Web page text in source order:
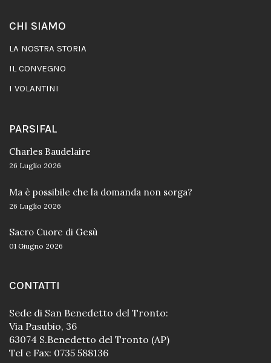
CHI SIAMO
LA NOSTRA STORIA
IL CONVEGNO
I VOLANTINI
PARSIFAL
Charles Baudelaire
26 Luglio 2026
Ma è possibile che la domanda non sorga?
26 Luglio 2026
Sacro Cuore di Gesù
01 Giugno 2026
CONTATTI
Sede di San Benedetto del Tronto:
Via Pasubio, 36
63074 S.Benedetto del Tronto (AP)
Tel e Fax: 0735 588136